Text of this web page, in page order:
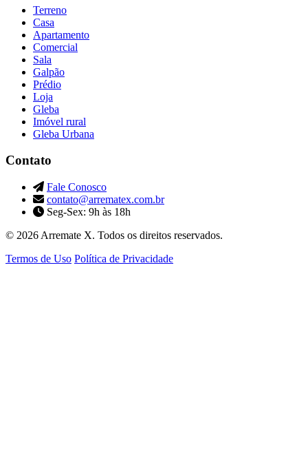
Terreno
Casa
Apartamento
Comercial
Sala
Galpão
Prédio
Loja
Gleba
Imóvel rural
Gleba Urbana
Contato
Fale Conosco
contato@arrematex.com.br
Seg-Sex: 9h às 18h
© 2026 Arremate X. Todos os direitos reservados.
Termos de Uso Política de Privacidade